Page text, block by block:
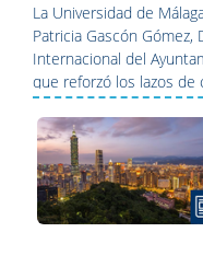
La Universidad de
Patricia Gascón
Internacional del
que reforzó los lazos de
entre la institución